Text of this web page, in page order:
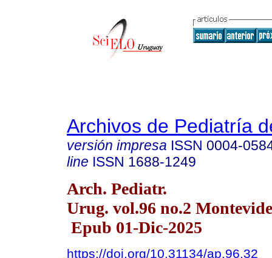
Archivos de Pediatría
versión impresa ISSN 0004-
line ISSN 1688-1249
Arch. Pediatr.
Urug. vol.96 no.2
Epub 01-Dic-2025
https://doi.org/10.31134/ap.96.32